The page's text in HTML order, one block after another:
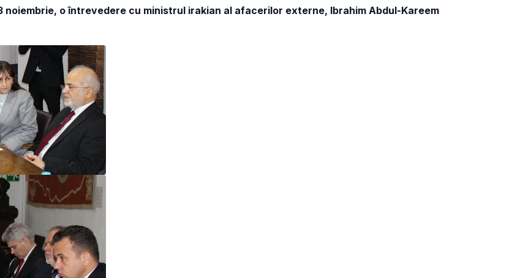
o întrevedere cu ministrul irakian al afacerilor externe, Ibrahim Abdul-Kareem